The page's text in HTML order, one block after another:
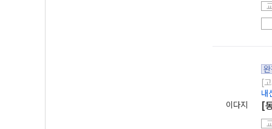
이다지
[
내
[